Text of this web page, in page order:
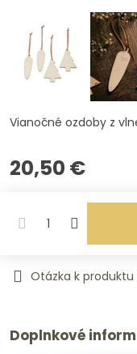
Vianočné ozdoby z
20,50 €
Otázka k produktu
Doplnkové